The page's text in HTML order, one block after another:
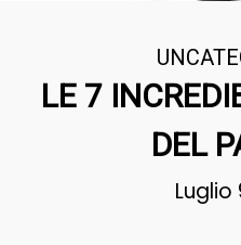
LE 7
DEL
Luglio